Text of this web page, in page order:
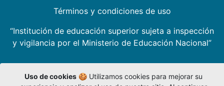
Términos y condiciones de uso
“Institución de educación superior sujeta a inspección
y vigilancia por el Ministerio de Educación Nacional”
Uso de cookies🍪 Utilizamos cookies para mejorar su